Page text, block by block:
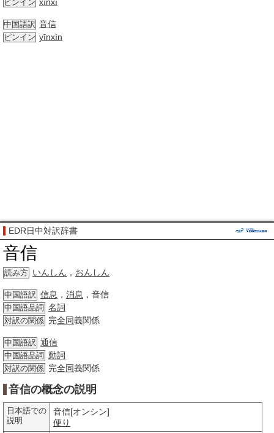
ピンイン
中国語訳 音信
ピンイン yīnxìn
EDR日中対訳辞書
音信
読み方 いんしん ， おんしん
中国語訳 信息 ， 消息 ，音信
中国語品詞 名詞
対訳の関係 完全同義関係
中国語訳 通信
中国語品詞 動詞
対訳の関係 完全同義関係
音信の概念の説明
日本語での
説明
音信[オンシン]
便り